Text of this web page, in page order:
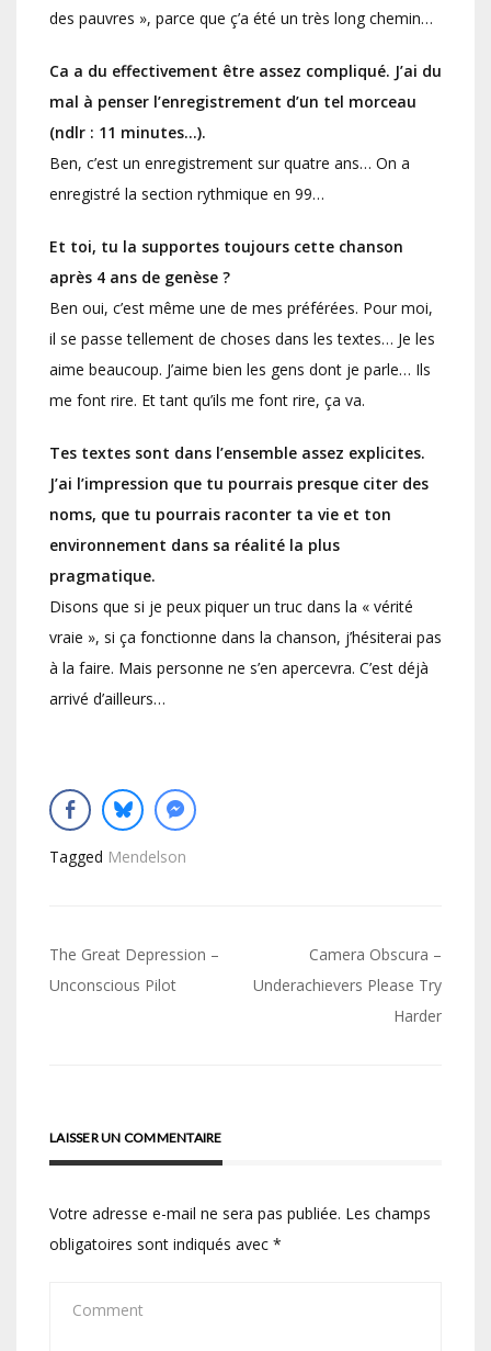
des pauvres », parce que ç’a été un très long chemin…
Ca a du effectivement être assez compliqué. J’ai du
mal à penser l’enregistrement d’un tel morceau
(ndlr : 11 minutes…).
Ben, c’est un enregistrement sur quatre ans… On a
enregistré la section rythmique en 99…
Et toi, tu la supportes toujours cette chanson
après 4 ans de genèse ?
Ben oui, c’est même une de mes préférées. Pour moi,
il se passe tellement de choses dans les textes… Je les
aime beaucoup. J’aime bien les gens dont je parle… Ils
me font rire. Et tant qu’ils me font rire, ça va.
Tes textes sont dans l’ensemble assez explicites.
J’ai l’impression que tu pourrais presque citer des
noms, que tu pourrais raconter ta vie et ton
environnement dans sa réalité la plus
pragmatique.
Disons que si je peux piquer un truc dans la « vérité
vraie », si ça fonctionne dans la chanson, j’hésiterai pas
à la faire. Mais personne ne s’en apercevra. C’est déjà
arrivé d’ailleurs…
Tagged Mendelson
Navigation
de
The Great Depression –
Unconscious Pilot
Camera Obscura –
Underachievers Please Try
Harder
LAISSER UN COMMENTAIRE
Votre adresse e-mail ne sera pas publiée. Les champs
obligatoires sont indiqués avec *